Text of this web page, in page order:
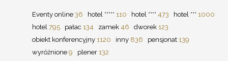
Eventy online 36 hotel ***** 110 hotel **** 473 hotel *** 1000
hotel 795 pałac 134 zamek 46 dworek 123
obiekt konferencyjny 1120 inny 836 pensjonat 139
wyróżnione 9 plener 132